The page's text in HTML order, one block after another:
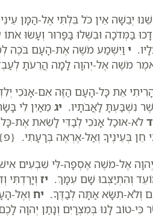
יְבֵשָׁה אֵין כֹּל בִּלְתִּי אֶל-הַמָּן
בַּמְּדֹכָה וּבִשְּׁלוּ בַּפָּרוּר וְעָשׂוּ
י וַיִּשְׁמַע מֹשֶׁה אֶת-הָעָם בֹּכֶה
מֹשֶׁה אֶל-יְהוָה לָמָה הֲרֵעֹתָ
אֵת כָּל-הָעָם הַזֶּה אִם-אָנֹכִי
נִשְׁבַּעְתָּ לַאֲבֹתָיו. יג מֵאַיִן לִי
לֹא-אוּכַל אָנֹכִי לְבַדִּי לָשֵׂאת אֶת-
חֵן בְּעֵינֶיךָ וְאַל-אֶרְאֶה בְּרָעָתִי.
אֶל-מֹשֶׁה אֶסְפָה-לִּי שִׁבְעִים
וְהִתְיַצְּבוּ שָׁם עִמָּךְ. יז וְיָרַדְתִּי
וְלֹא-תִשָּׂא אַתָּה לְבַדֶּךָ. יח וְאֶל-
כִּי-טוֹב לָנוּ בְּמִצְרָיִם וְנָתַן יְהוָה